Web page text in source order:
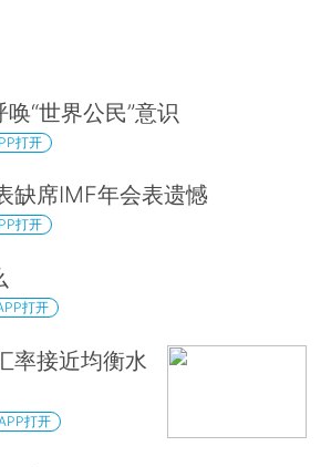
“世界公民”意识
打开
缺席IMF年会表遗憾
打开
打开
率接近均衡水
打开